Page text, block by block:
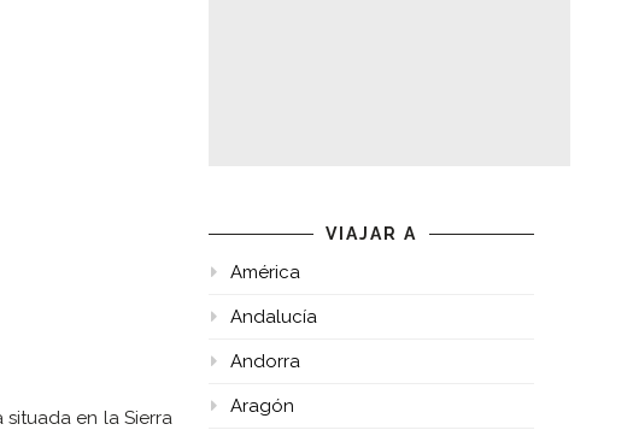
en la Sierra
VIAJAR A
América
Andalucía
Andorra
Aragón